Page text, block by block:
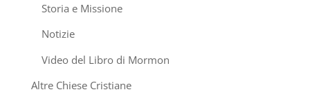
Storia e Missione
Notizie
Video del Libro di Mormon
Altre Chiese Cristiane